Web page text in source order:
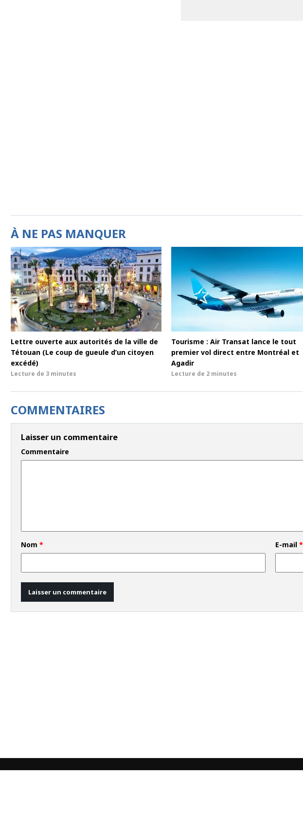
À NE PAS MANQUER
Lettre ouverte aux autorités de la ville de
Tétouan (Le coup de gueule d’un citoyen
excédé)
Lecture de 3 minutes
Tourisme : Air Transat lance le tout
premier vol direct entre Montréal et
Agadir
Lecture de 2 minutes
COMMENTAIRES
Laisser un commentaire
Commentaire
Nom * E-mail*